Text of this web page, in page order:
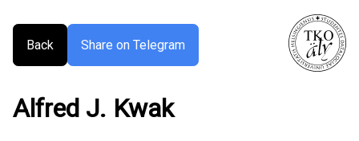
Back Share on Telegram
Alfred J. Kwak